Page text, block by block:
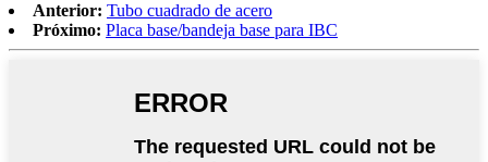
Anterior: Tubo cuadrado de acero
Próximo: Placa base/bandeja base para IBC